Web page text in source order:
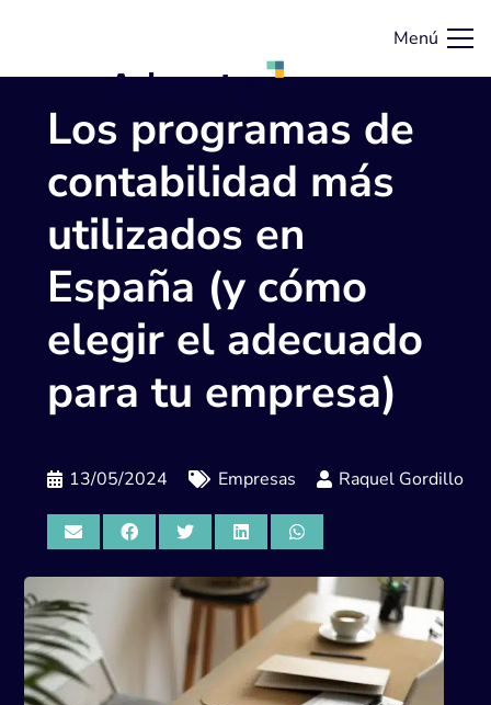
Menú
Los programas de
contabilidad más
utilizados en
España (y cómo
elegir el adecuado
para tu empresa)
13/05/2024 Empresas Raquel Gordillo